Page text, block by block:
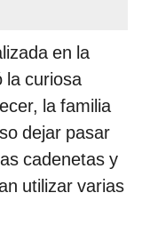
en la
la curiosa
la familia
dejar pasar
cadenetas y
utilizar varias